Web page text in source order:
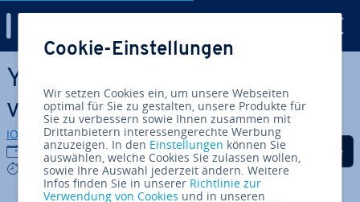
Zum Haupt­in­halt springen
Yahoo Mail mit Domain
verbinden – so funk­tio­niert’s
IONOS Redaktion
27.05.2024
6 mins
Auf Facebook teilen
Auf Twitter teilen
Auf LinkedIn
Cookie-Einstellungen
Wir setzen Cookies ein, um unsere Webseiten
optimal für Sie zu gestalten, unsere Produkte für
Sie zu verbessern sowie Ihnen zusammen mit
Drittanbietern interessengerechte Werbung
anzuzeigen. In den Einstellungen können Sie
auswählen, welche Cookies Sie zulassen wollen,
sowie Ihre Auswahl jederzeit ändern. Weitere
Infos finden Sie in unserer Richtlinie zur
Verwendung von Cookies und in unseren